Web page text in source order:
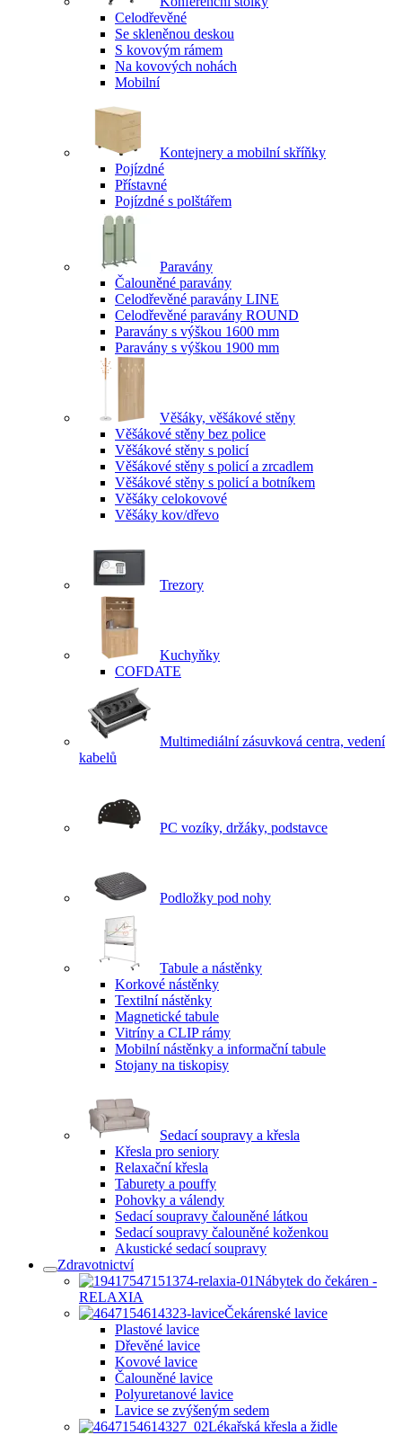
Celodřevěné
Se skleněnou deskou
S kovovým rámem
Na kovových nohách
Mobilní
Kontejnery a mobilní skříňky
Pojízdné
Přístavné
Pojízdné s polštářem
Paravány
Čalouněné paravány
Celodřevěné paravány LINE
Celodřevěné paravány ROUND
Paravány s výškou 1600 mm
Paravány s výškou 1900 mm
Věšáky, věšákové stěny
Věšákové stěny bez police
Věšákové stěny s policí
Věšákové stěny s policí a zrcadlem
Věšákové stěny s policí a botníkem
Věšáky celokovové
Věšáky kov/dřevo
Trezory
Kuchyňky
COFDATE
Multimediální zásuvková centra, vedení
kabelů
PC vozíky, držáky, podstavce
Podložky pod nohy
Tabule a nástěnky
Korkové nástěnky
Textilní nástěnky
Magnetické tabule
Vitríny a CLIP rámy
Mobilní nástěnky a informační tabule
Stojany na tiskopisy
Sedací soupravy a křesla
Křesla pro seniory
Relaxační křesla
Taburety a pouffy
Pohovky a válendy
Sedací soupravy čalouněné látkou
Sedací soupravy čalouněné koženkou
Akustické sedací soupravy
Zdravotnictví
Nábytek do čekáren -
RELAXIA
Čekárenské lavice
Plastové lavice
Dřevěné lavice
Kovové lavice
Čalouněné lavice
Polyuretanové lavice
Lavice se zvýšeným sedem
Lékařská křesla a židle